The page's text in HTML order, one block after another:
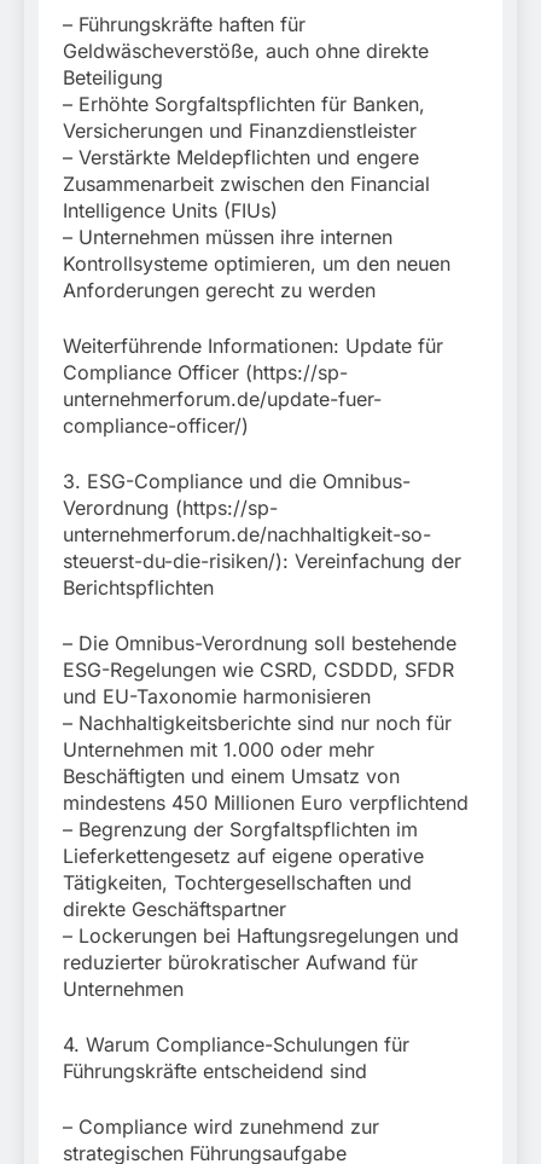
– Führungskräfte haften für
Geldwäscheverstöße, auch ohne direkte
Beteiligung
– Erhöhte Sorgfaltspflichten für Banken,
Versicherungen und Finanzdienstleister
– Verstärkte Meldepflichten und engere
Zusammenarbeit zwischen den Financial
Intelligence Units (FIUs)
– Unternehmen müssen ihre internen
Kontrollsysteme optimieren, um den neuen
Anforderungen gerecht zu werden
Weiterführende Informationen: Update für
Compliance Officer (https://sp-
unternehmerforum.de/update-fuer-
compliance-officer/)
3. ESG-Compliance und die Omnibus-
Verordnung (https://sp-
unternehmerforum.de/nachhaltigkeit-so-
steuerst-du-die-risiken/): Vereinfachung der
Berichtspflichten
– Die Omnibus-Verordnung soll bestehende
ESG-Regelungen wie CSRD, CSDDD, SFDR
und EU-Taxonomie harmonisieren
– Nachhaltigkeitsberichte sind nur noch für
Unternehmen mit 1.000 oder mehr
Beschäftigten und einem Umsatz von
mindestens 450 Millionen Euro verpflichtend
– Begrenzung der Sorgfaltspflichten im
Lieferkettengesetz auf eigene operative
Tätigkeiten, Tochtergesellschaften und
direkte Geschäftspartner
– Lockerungen bei Haftungsregelungen und
reduzierter bürokratischer Aufwand für
Unternehmen
4. Warum Compliance-Schulungen für
Führungskräfte entscheidend sind
– Compliance wird zunehmend zur
strategischen Führungsaufgabe